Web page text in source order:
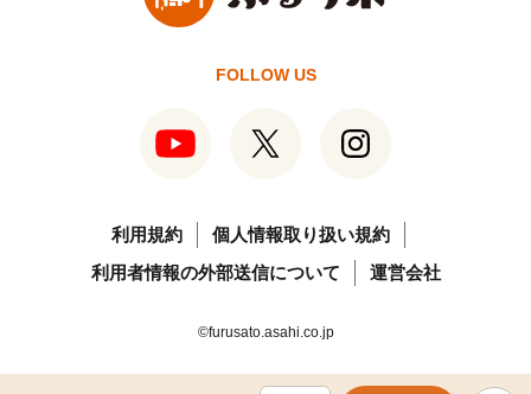
FOLLOW US
利用規約
個人情報取り扱い規約
利用者情報の外部送信について
運営会社
©furusato.asahi.co.jp